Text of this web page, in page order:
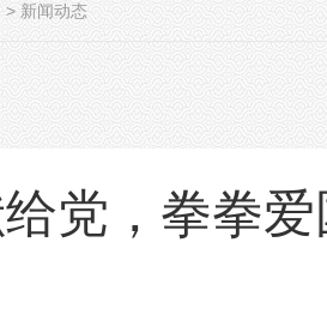
> 新闻动态
党，拳拳